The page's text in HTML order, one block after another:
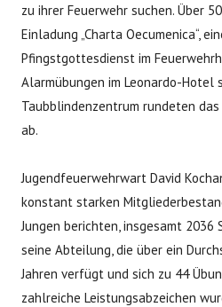
zu ihrer Feuerwehr suchen. Über
Einladung „Charta Oecumenica“,
Pfingstgottesdienst im
Alarmübungen im Leonardo-Hotel
Taubblindenzentrum rundeten
ab.
Jugendfeuerwehrwart David
konstant starken
Jungen berichten, insgesamt
seine Abteilung, die über ein
Jahren verfügt und sich zu 44
zahlreiche Leistungsabzeichen